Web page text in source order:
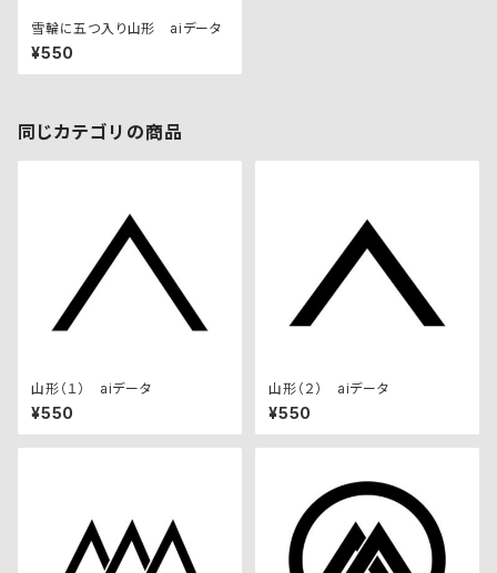
雪輪に五つ入り山形 aiデータ
¥550
同じカテゴリの商品
山形（１） aiデータ
¥550
山形（２） aiデータ
¥550